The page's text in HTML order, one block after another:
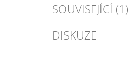
SOUVISEJÍCÍ (1)
DISKUZE